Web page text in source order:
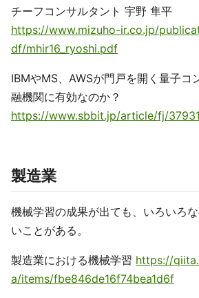
チーフコンサルタント 宇野 隼平
https://www.mizuho-ir.co.jp/
df/mhir16_ryoshi.pdf
IBMやMS、AWSが門戸を開く量子コ
融機関に有効なのか？
https://www.sbbit.jp/article/fj/37931
製造業
機械学習の成果が出ても、いろいろ
いことがある。
製造業における機械学習 https://
a/items/fbe846de16f74bea1d6f